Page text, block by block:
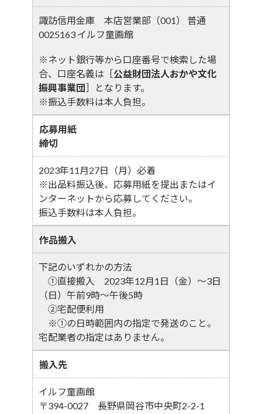
諏訪信用金庫 本店営業部（001） 普通
0025163 イルフ童画館
※ネット銀行等から口座番号で検索した場
合、口座名義は［ 公益財団法人おかや文化
振興事業団 ］となります。
※振込手数料は本人負担。
応募用紙
締切
2023年11月27日（月）必着
※出品料振込後、応募用紙を提出またはイ
ンターネットから応募してください。
振込手数料は本人負担。
作品搬入
下記のいずれかの方法
①直接搬入 2023年12月1日（金）～3日
（日）午前9時～午後5時
②宅配便利用
※①の日時範囲内の指定で発送のこと。
宅配業者の指定はありません。
搬入先
イルフ童画館
〒394-0027 長野県岡谷市中央町2-2-1